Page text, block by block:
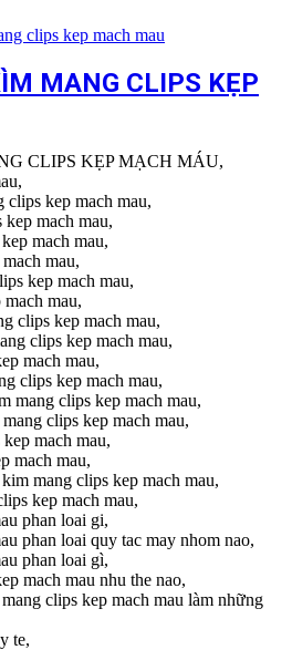
MANG CLIPS KẸP
CLIPS KẸP MẠCH MÁU,
clips kep mach mau,
mach mau,
mach mau,
mau,
kep mach mau,
mau,
clips kep mach mau,
clips kep mach mau,
mach mau,
clips kep mach mau,
mang clips kep mach mau,
clips kep mach mau,
mach mau,
mach mau,
mang clips kep mach mau,
kep mach mau,
phan loai gi,
phan loai quy tac may nhom nao,
phan loai gì,
mach mau nhu the nao,
clips kep mach mau làm những
te,